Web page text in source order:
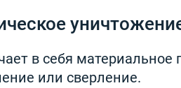
в себя материальное
или сверление.